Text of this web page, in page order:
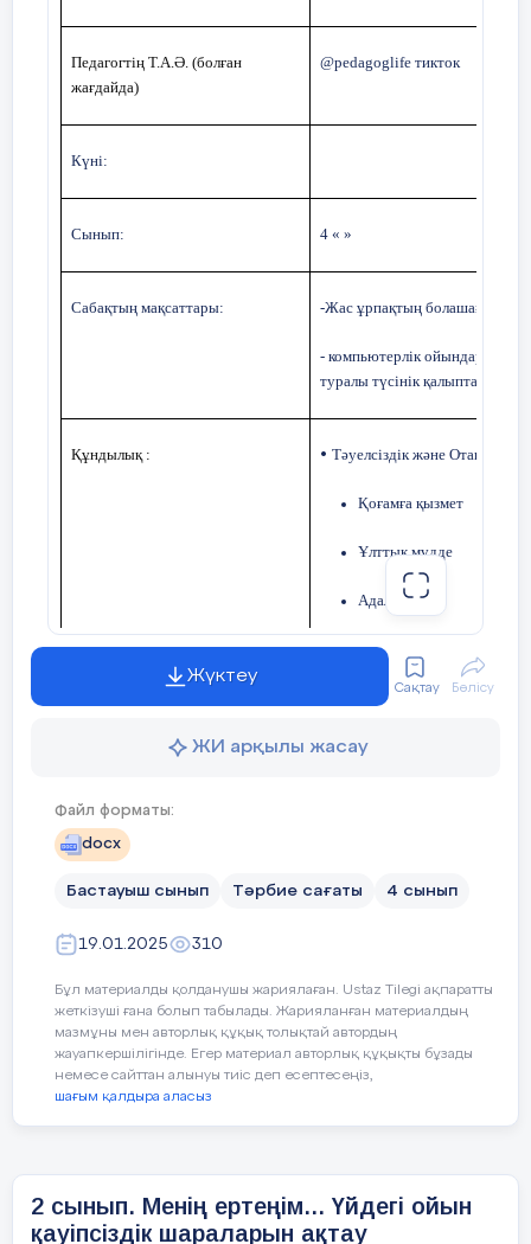
Ғылым мен технологияның даму үрдісі
Жасөспірімдердің қоғамға белсенді қатысуы
Қорытынды: Ертеңгі күнге деген сенім
сабағы
10 мин
Сабақтын мақсаты: оқушыларды компьютерлік
ойындардың зиянды салдарымен таныстыр,
Ұйымдастыру кезеңі
Педагогтің Т.А.Ә. (болған
жағдайда)
@pedagoglife тикток
Күні:
Сынып: 4 « »
Сабақтың мақсаттары: -Жас ұрпақтың болашағы және
- компьютерлік ойындардың
туралы түсінік қалыптастыру.
Құндылық : • Тәуелсіздік және
Қоғамға қызмет
Ұлттық мүдде
Адал еңбек
апта дәйексөзі: «Әділет жолы-
сағатының
кезеңі\
35 мин
Дүниедегі бар нәрсенің асылы - жас ұрпақ
Болашақ
Жастар - ертеңгі күннің иесі. Олардың қолында біздің
еліміздің болашағы.
Жүктеу
Сақтау Бөлісу
ЖИ арқылы жасау
Файл форматы:
docx
Бастауыш сынып Тәрбие сағаты 4 сынып
19.01.2025 310
Бұл материалды қолданушы жариялаған. Ustaz Tilegi ақпаратты
жеткізуші ғана болып табылады. Жарияланған материалдың
мазмұны мен авторлық құқық толықтай автордың
жауапкершілігінде. Егер материал авторлық құқықты бұзады
немесе сайттан алынуы тиіс деп есептесеңіз,
шағым қалдыра аласыз
2 сынып. Менің ертеңім... Үйдегі ойын
қауіпсіздік шараларын ақтау